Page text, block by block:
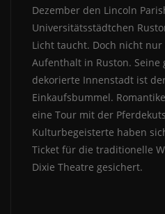
Dezember den Lincoln
Universitätsstädtchen
Licht taucht. Doch nicht
Aufenthalt in Ruston. Seine
dekorierte Innenstadt ist
Einkaufsbummel.
eine Tour mit der
Kulturbegeisterte haben
Ticket für die traditionelle
Dixie Theatre gesichert.